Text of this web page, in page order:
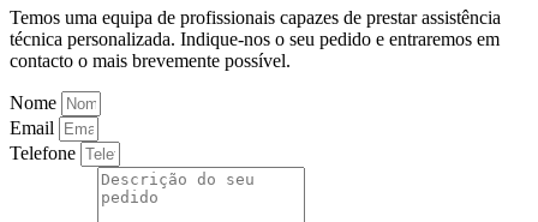
Temos uma equipa de profissionais capazes de prestar assistência
técnica personalizada. Indique-nos o seu pedido e entraremos em
contacto o mais brevemente possível.
Nome
Email
Telefone